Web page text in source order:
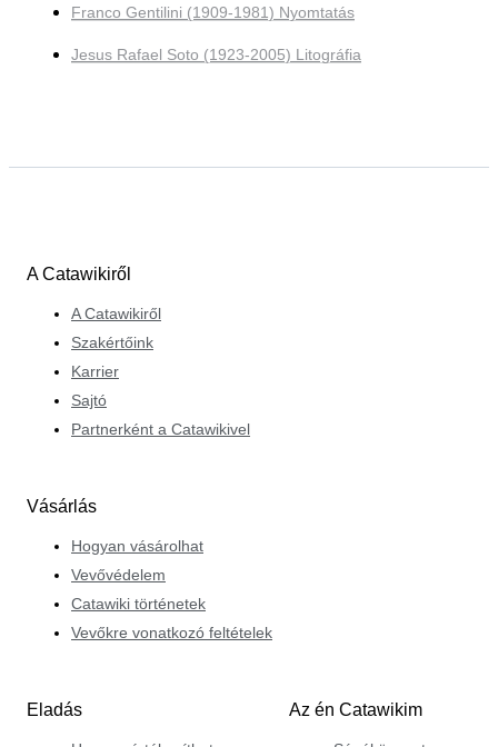
Franco Gentilini (1909-1981) Nyomtatás
Jesus Rafael Soto (1923-2005) Litográfia
A Catawikiről
A Catawikiről
Szakértőink
Karrier
Sajtó
Partnerként a Catawikivel
Vásárlás
Hogyan vásárolhat
Vevővédelem
Catawiki történetek
Vevőkre vonatkozó feltételek
Eladás Az én Catawikim